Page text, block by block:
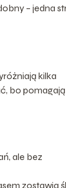
– jedna
kilka
bo pomagają
ale bez
zostawia